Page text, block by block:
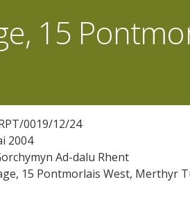
15
0019/12/24
2004
Ad-dalu Rhent
15 Pontmorlais West, Merthyr